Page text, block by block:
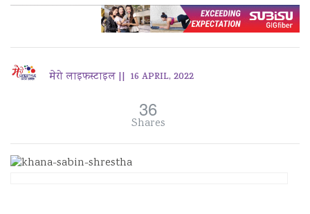
मेरो लाइफस्टाइल || 16 APRIL, 2022
36
Shares